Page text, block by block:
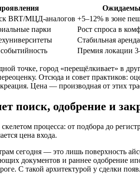
BRT/МЦД-аналогов +5–12% в зоне
парки Рост спроса в
Стабильная
Премия локации
точке, город «перещёлкивает» в
Отсюда и совет практиков:
Цена — производная от этих
поиск, одобрение и
процесса: от подбора до
цена входа.
сегодня — это лишь поверхность
документов и раннее одобрение
С такой архитектурой у сделки